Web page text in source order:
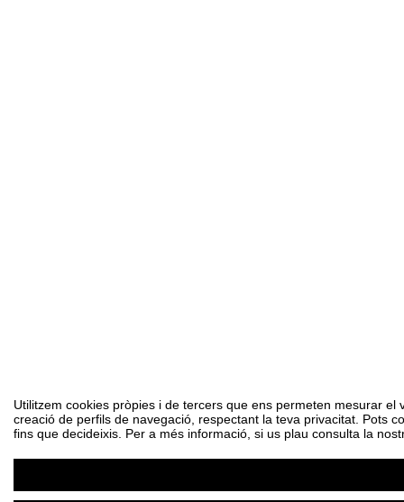
Utilitzem cookies pròpies i de tercers que ens permeten mesurar
creació de perfils de navegació, respectant la teva privacitat. Pots
fins que decideixis. Per a més informació, si us plau consulta la